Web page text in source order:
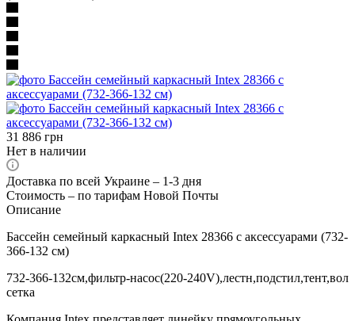
31 886 грн
Нет в наличии
Доставка по всей Украине – 1-3 дня
Стоимость – по тарифам Новой Почты
Описание
Бассейн семейный каркасный Intex 28366 с аксессуарами (732-
366-132 см)
732-366-132см,фильтр-насос(220-240V),лестн,подстил,тент,вол
сетка